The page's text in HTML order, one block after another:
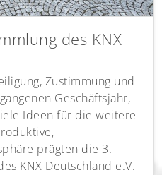
des KNX
Zustimmung und
Geschäftsjahr,
Ideen für die weitere
prägten die 3.
KNX Deutschland e.V.